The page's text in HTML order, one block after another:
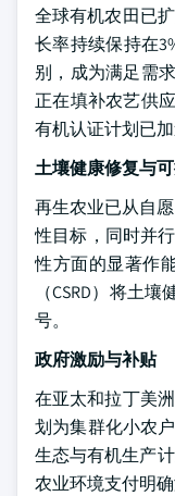
全球有机农田已
长率持续保持在
别，成为满足需
正在填补农艺供
有机认证计划已
土壤健康修复与
再生农业已从自
性目标，同时并
性方面的显著作
（CSRD）将土
号。
政府激励与补贴
在亚太和拉丁美
划为集群化小农
生态与有机生产
农业环境支付明